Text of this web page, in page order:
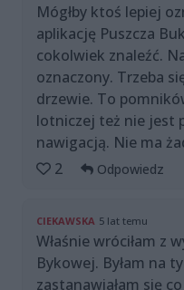
Mógłby ktoś lepiej
aplikację Puszcza
cokolwiek znaleźć.
oznaczony. Trzeba
drzewie. To
lotniczej też nie jest
nawigacją. Nie ma
2
Odpowiedz
CIEKAWSKA 5 lat temu
Właśnie wróciłam z
Bykowej. Byłam na
zastanawiałam się